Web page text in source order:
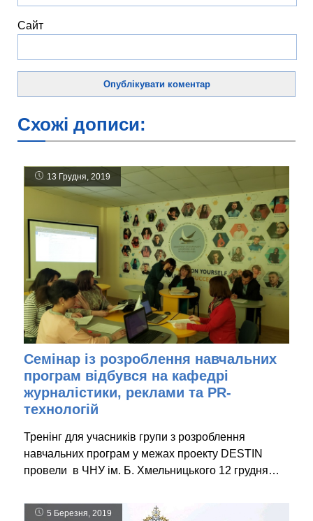
Сайт
Схожі дописи:
13 Грудня, 2019
Семінар із розроблення навчальних
програм відбувся на кафедрі
журналістики, реклами та PR-
технологій
Тренінг для учасників групи з розроблення
навчальних програм у межах проекту DESTIN
провели в ЧНУ ім. Б. Хмельницького 12 грудня…
5 Березня, 2019